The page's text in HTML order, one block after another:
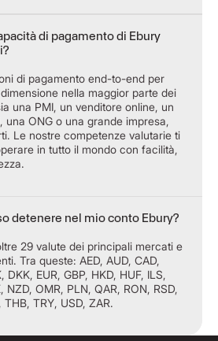
di pagamento di Ebury
di pagamento end-to-end per
nella maggior parte dei
una PMI, un venditore online, un
una ONG o una grande impresa,
Le nostre competenze valutarie ti
in tutto il mondo con facilità,
detenere nel mio conto Ebury?
29 valute dei principali mercati e
Tra queste: AED, AUD, CAD,
DKK, EUR, GBP, HKD, HUF, ILS,
NZD, OMR, PLN, QAR, RON, RSD,
THB, TRY, USD, ZAR.